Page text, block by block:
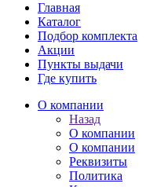
Главная
Каталог
Подбор комплекта
Акции
Пункты выдачи
Где купить
О компании
Назад
О компании
О компании
Реквизиты
Политика